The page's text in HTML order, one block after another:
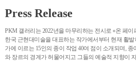
Press Release
PKM 갤러리는 2022년을 마무리하는 전시로 «온 페
한국 근현대미술을 대표하는 작가에서부터 현재 활
가에 이르는 15인의 종이 작업 40여 점이 소개되며,
와 장르의 경계가 허물어지고 그들의 예술적 지향이